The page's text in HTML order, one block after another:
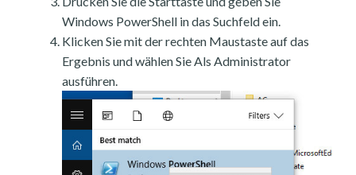
Windows PowerShell in das Suchfeld ein.
Klicken Sie mit der rechten Maustaste auf das
Ergebnis und wählen Sie Als Administrator
ausführen.